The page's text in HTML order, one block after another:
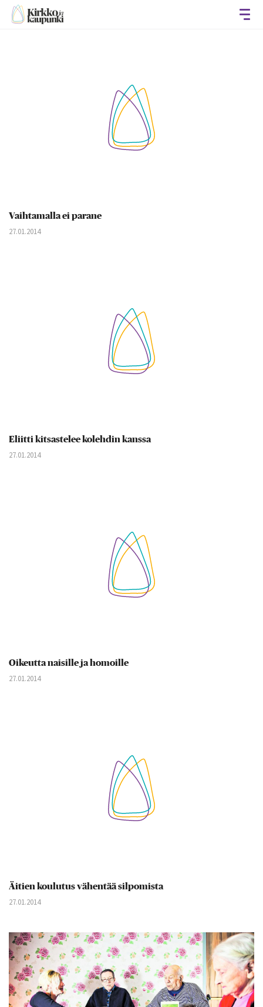
Vaihtamalla ei parane
27.01.2014
Eliitti kitsastelee kolehdin kanssa
27.01.2014
Oikeutta naisille ja homoille
27.01.2014
Äitien koulutus vähentää silpomista
27.01.2014